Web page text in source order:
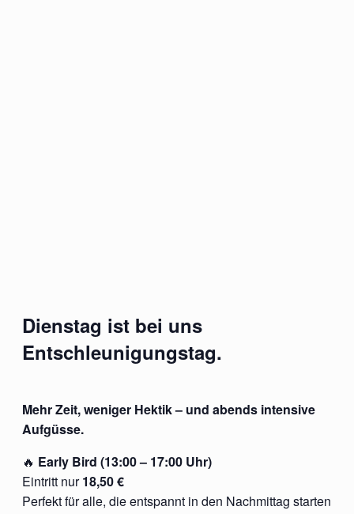
Dienstag ist bei uns
Entschleunigungstag.
Mehr Zeit, weniger Hektik – und abends intensive
Aufgüsse.
🔥 Early Bird (13:00 – 17:00 Uhr)
Eintritt nur18,50 €
Perfekt für alle, die entspannt in den Nachmittag starten